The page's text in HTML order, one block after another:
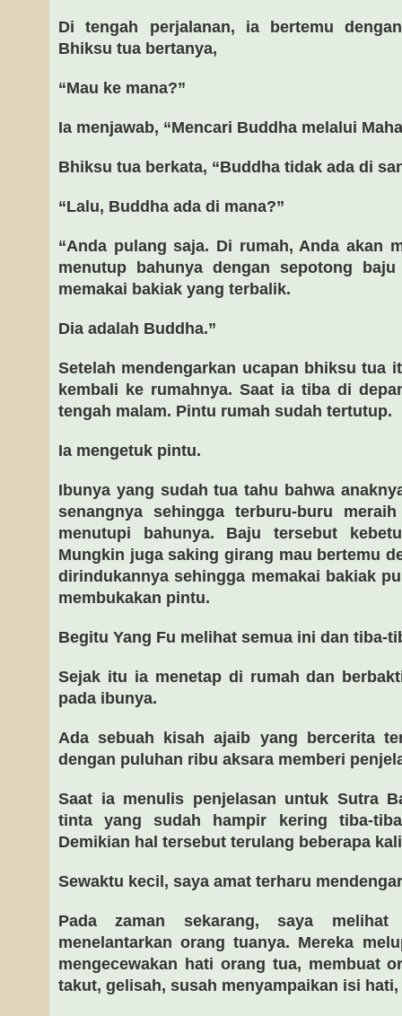
Di tengah perjalanan, ia bertemu
Bhiksu tua bertanya,
“Mau ke mana?”
Ia menjawab, “Mencari Buddha melalui
Bhiksu tua berkata, “Buddha tidak ada di
“Lalu, Buddha ada di mana?”
“Anda pulang saja. Di rumah, Anda akan
menutup bahunya dengan sepotong
memakai bakiak yang terbalik.
Dia adalah Buddha.”
Setelah mendengarkan ucapan bhiksu tua
kembali ke rumahnya. Saat ia tiba di
tengah malam. Pintu rumah sudah tertutup.
Ia mengetuk pintu.
Ibunya yang sudah tua tahu bahwa
senangnya sehingga terburu-buru
menutupi bahunya. Baju tersebut
Mungkin juga saking girang mau bertemu
dirindukannya sehingga memakai bakiak
membukakan pintu.
Begitu Yang Fu melihat semua ini dan tiba-
Sejak itu ia menetap di rumah dan
pada ibunya.
Ada sebuah kisah ajaib yang bercerita
dengan puluhan ribu aksara memberi
Saat ia menulis penjelasan untuk Sutra
tinta yang sudah hampir kering tiba-
Demikian hal tersebut terulang beberapa
Sewaktu kecil, saya amat terharu
Pada zaman sekarang, saya
menelantarkan orang tuanya. Mereka
mengecewakan hati orang tua, membuat
takut, gelisah, susah menyampaikan isi